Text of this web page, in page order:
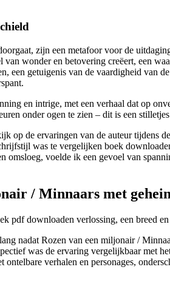
zijn een metafoor voor de
van wonder en betovering creëert, een
een getuigenis van de vaardigheid van
en intrige, met een verhaal dat op
onder ogen te zien – dit is een
op de ervaringen van de auteur tijdens
was te vergelijken boek
voelde ik een gevoel van
/ Minnaars met
pdf downloaden verlossing, een breed
nadat Rozen van een miljonair /
was de ervaring vergelijkbaar met
verhalen en personages,